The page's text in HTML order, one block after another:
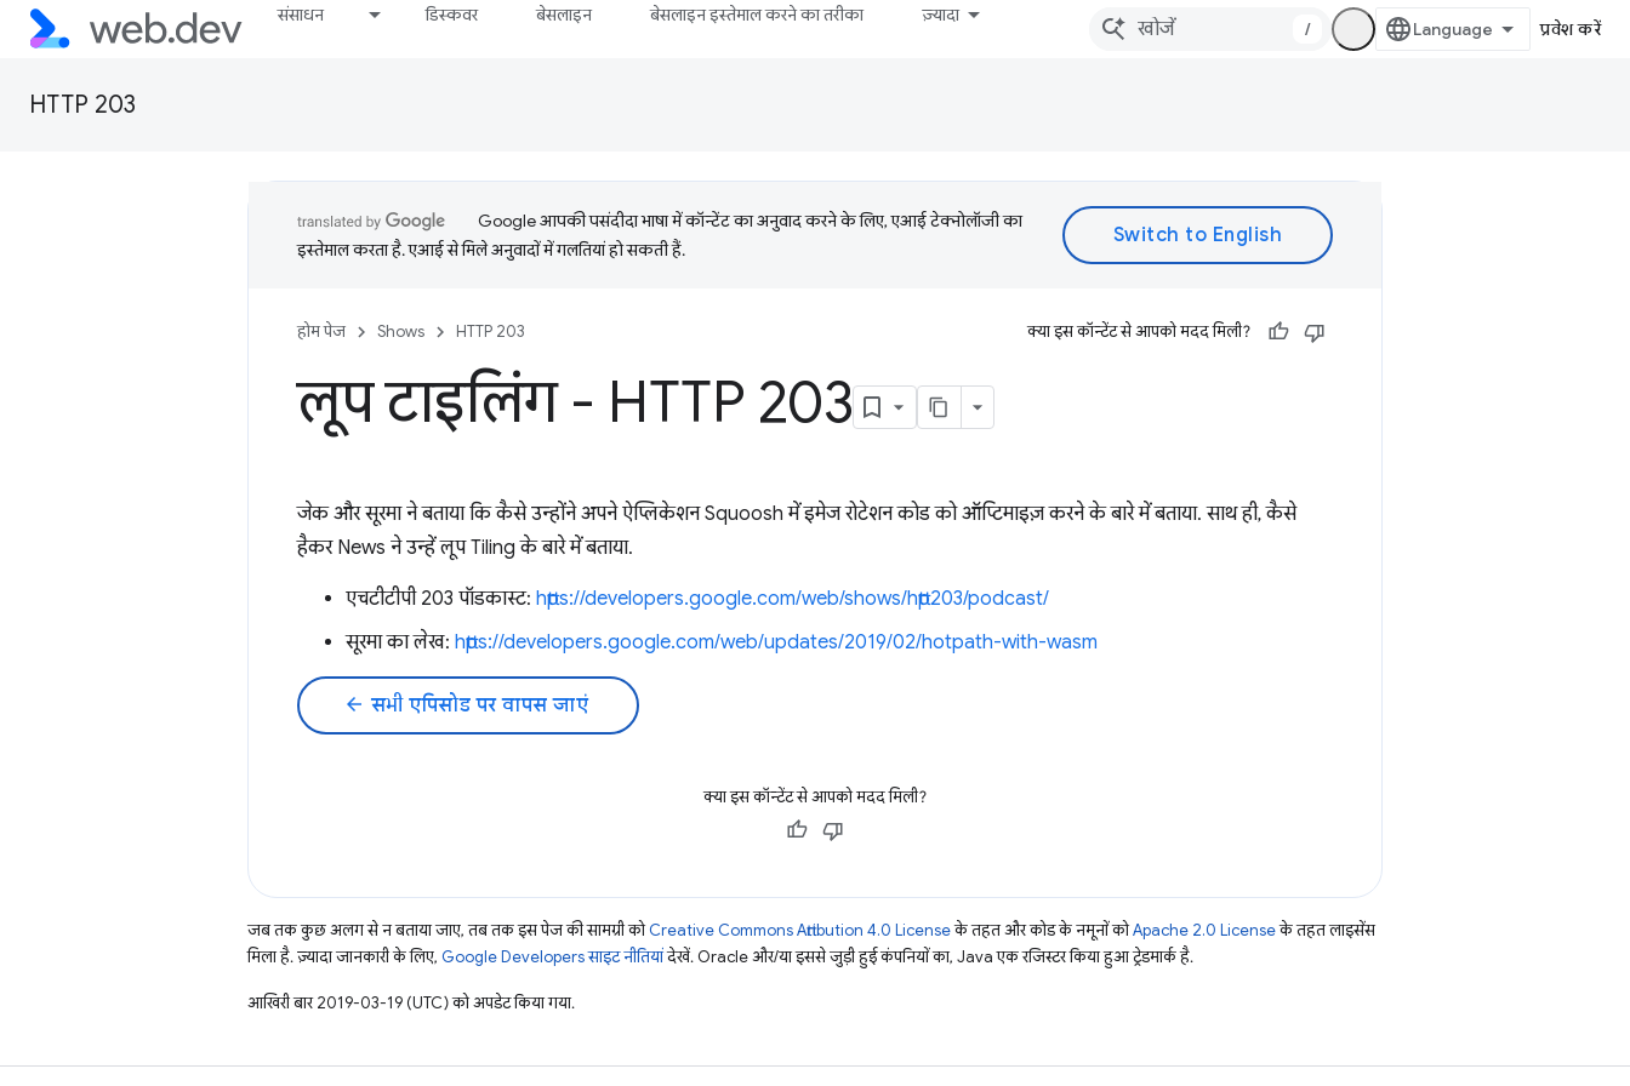
संसाधन डिस्कवर बेसलाइन बेसलाइन इस्तेमाल करने का तरीका ज़्यादा
/ प्रवेश करें
HTTP 203
Google आपकी पसंदीदा भाषा में कॉन्टेंट का अनुवाद करने के लिए, एआई टेक्नोलॉजी का
इस्तेमाल करता है. एआई से मिले अनुवादों में गलतियां हो सकती हैं.
होम पेज Shows HTTP 203 क्या इस कॉन्टेंट से आपको मदद मिली?
लूप टाइलिंग - HTTP 203
जेक और सूरमा ने बताया कि कैसे उन्होंने अपने ऐप्लिकेशन Squoosh में इमेज रोटेशन कोड को ऑप्टिमाइज़ करने के बारे में बताया. साथ ही, कैसे
हैकर News ने उन्हें लूप Tiling के बारे में बताया.
एचटीटीपी 203 पॉडकास्ट: https://developers.google.com/web/shows/http203/podcast/
सूरमा का लेख: https://developers.google.com/web/updates/2019/02/hotpath-with-wasm
arrow_back सभी एपिसोड पर वापस जाएं
क्या इस कॉन्टेंट से आपको मदद मिली?
जब तक कुछ अलग से न बताया जाए, तब तक इस पेज की सामग्री कोCreative Commons Attribution 4.0 Licenseके तहत और कोड के नमूनों कोApache 2.0 Licenseके तहत लाइसेंस
मिला है. ज़्यादा जानकारी के लिए, Google Developers साइट नीतियांदेखें. Oracle और/या इससे जुड़ी हुई कंपनियों का, Java एक रजिस्टर किया हुआ ट्रेडमार्क है.
आखिरी बार 2019-03-19 (UTC) को अपडेट किया गया.